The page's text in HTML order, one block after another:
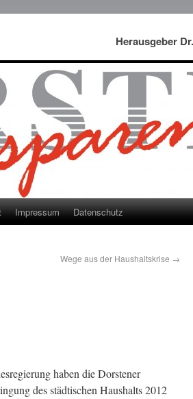
Herausgeber
Impressum Datenschutz
Wege aus der Haushaltskrise →
haben die Dorstener
des städtischen Haushalts 2012